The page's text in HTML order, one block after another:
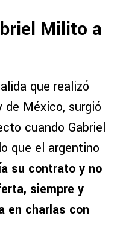
Milito a
que realizó
de México, surgió
cuando Gabriel
que el argentino
su contrato y no
siempre y
en charlas con